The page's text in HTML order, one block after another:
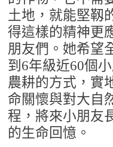
土地，就能堅靱
得這樣的精神更
朋友們。她希望
到 6年級近60個
農耕的方式，實
命關懷與對大自
程，將來小朋友
的生命回憶。